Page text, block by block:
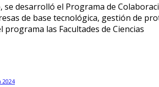
se desarrolló el Programa de
de base tecnológica, gestión de
las Facultades de Ciencias
2024